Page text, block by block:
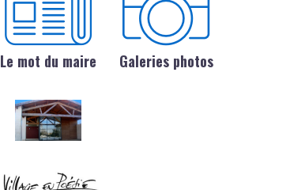
Le mot du maire Galeries photos